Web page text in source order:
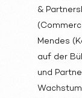
&
Mendes
auf der
und